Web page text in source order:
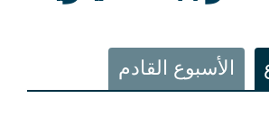
الأسبوع القادم